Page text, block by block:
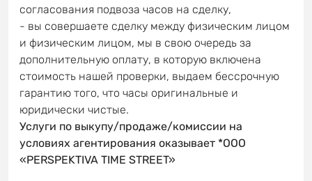
согласования подвоза часов на сделку,
- вы совершаете сделку между физическим лицом
и физическим лицом, мы в свою очередь за
дополнительную оплату, в которую включена
стоимость нашей проверки, выдаем бессрочную
гарантию того, что часы оригинальные и
юридически чистые.
Услуги по выкупу/продаже/комиссии на
условиях агентирования оказывает *OOO
«PERSPEKTIVA TIME STREET»